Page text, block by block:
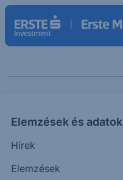
Elemzések és adatok
Hírek
Elemzések